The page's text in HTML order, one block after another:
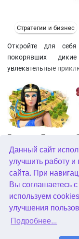
Данный сайт
улучшить работу
сайта. При
Вы соглашаетесь
используем
улучшения
Подробнее...
Стратегии и бизнес
Откройте для себя
покорявших
увлекательные
условиях!
индейскими
дороги и
поставленной цели
американской
Кладоискатели. Снежная королева. Коллекционное издание